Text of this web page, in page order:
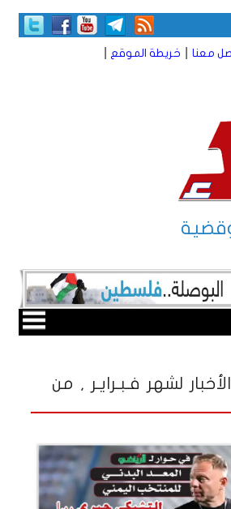
معنا خريطة الموقع
لشهر فـبـرايـر , من